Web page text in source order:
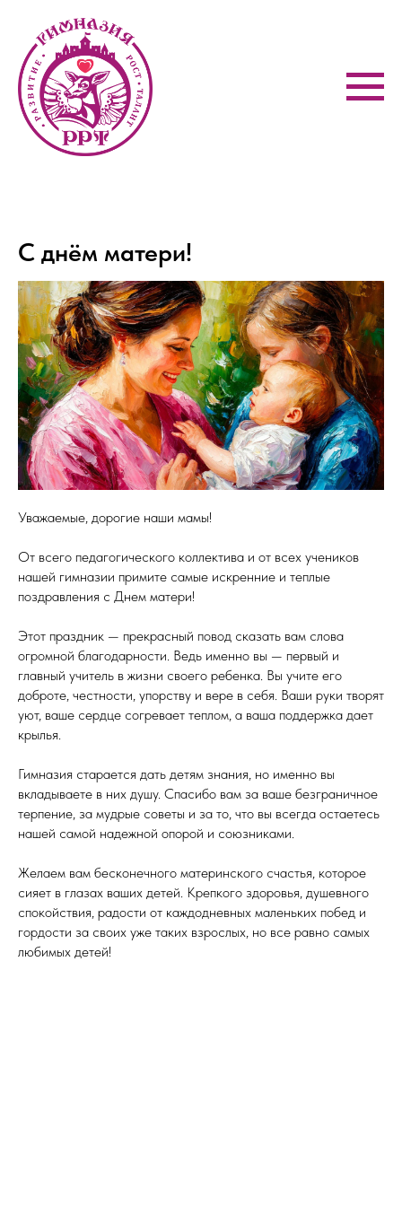
С днём матери!
Уважаемые, дорогие наши мамы!
От всего педагогического коллектива и от всех учеников
нашей гимназии примите самые искренние и теплые
поздравления с Днем матери!
Этот праздник — прекрасный повод сказать вам слова
огромной благодарности. Ведь именно вы — первый и
главный учитель в жизни своего ребенка. Вы учите его
доброте, честности, упорству и вере в себя. Ваши руки творят
уют, ваше сердце согревает теплом, а ваша поддержка дает
крылья.
Гимназия старается дать детям знания, но именно вы
вкладываете в них душу. Спасибо вам за ваше безграничное
терпение, за мудрые советы и за то, что вы всегда остаетесь
нашей самой надежной опорой и союзниками.
Желаем вам бесконечного материнского счастья, которое
сияет в глазах ваших детей. Крепкого здоровья, душевного
спокойствия, радости от каждодневных маленьких побед и
гордости за своих уже таких взрослых, но все равно самых
любимых детей!